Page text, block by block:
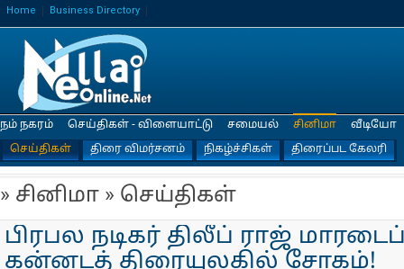
Home Business Directory
நம் நகரம் செய்திகள் - விளையாட்டு சமையல்
சினிமா
செய்திகள்
திரை விமர்சனம் நிகழ்ச்சிகள் திரைப்பட கேலரி
வீடியோ
» சினிமா » செய்திகள்
பிரபல நடிகர் திலீப் ராஜ்
கன்னடத் திரையுலகில் சோகம்!